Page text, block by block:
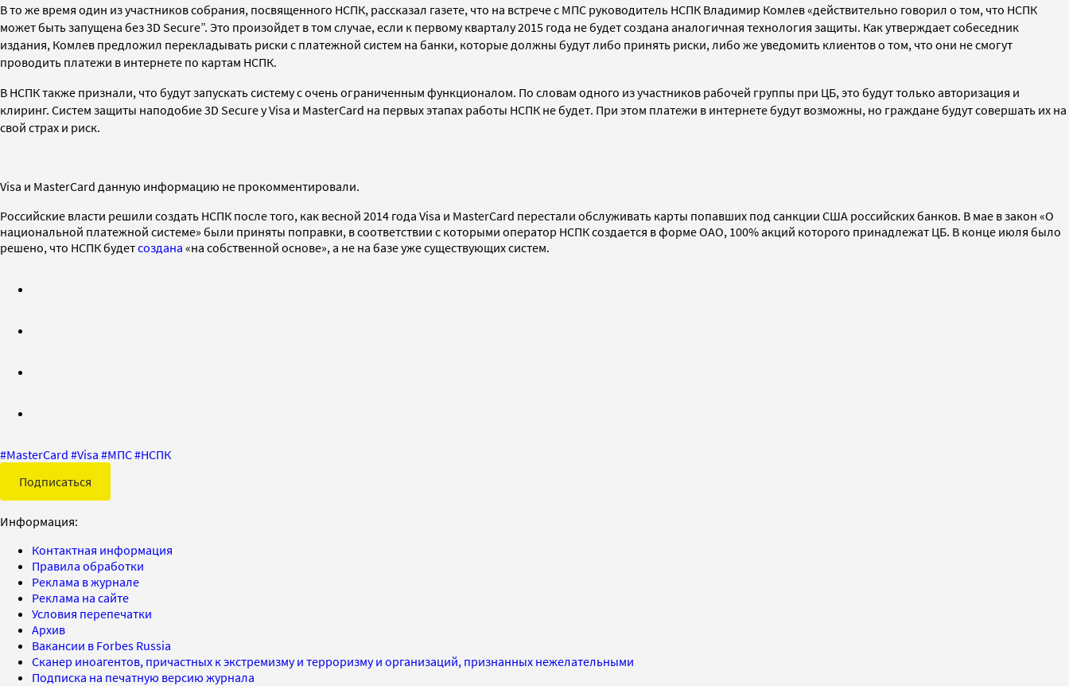
В то же время один из участников собрания, посвященного НСПК, рассказал газете, что на встрече с МПС руководитель НСПК Владимир Комлев «действительно говорил о том, что НСПК
может быть запущена без 3D Secure”. Это произойдет в том случае, если к первому кварталу 2015 года не будет создана аналогичная технология защиты. Как утверждает собеседник
издания, Комлев предложил перекладывать риски с платежной систем на банки, которые должны будут либо принять риски, либо же уведомить клиентов о том, что они не смогут
проводить платежи в интернете по картам НСПК.
В НСПК также признали, что будут запускать систему с очень ограниченным функционалом. По словам одного из участников рабочей группы при ЦБ, это будут только авторизация и
клиринг. Систем защиты наподобие 3D Secure у Visa и MasterCard на первых этапах работы НСПК не будет. При этом платежи в интернете будут возможны, но граждане будут совершать их на
свой страх и риск.
Visa и MasterCard данную информацию не прокомментировали.
Российские власти решили создать НСПК после того, как весной 2014 года Visa и MasterCard перестали обслуживать карты попавших под санкции США российских банков. В мае в закон «О
национальной платежной системе» были приняты поправки, в соответствии с которыми оператор НСПК создается в форме ОАО, 100% акций которого принадлежат ЦБ. В конце июля было
решено, что НСПК будетсоздана «на собственной основе», а не на базе уже существующих систем.
#MasterCard #Visa #МПС#НСПК
Подписаться
Информация:
Контактная информация
Правила обработки
Реклама в журнале
Реклама на сайте
Условия перепечатки
Архив
Вакансии в Forbes Russia
Сканер иноагентов, причастных к экстремизму и терроризму и организаций, признанных нежелательными
Подписка на печатную версию журнала